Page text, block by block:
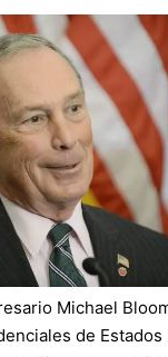
Michael
de